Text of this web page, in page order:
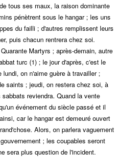
tous ses maux, la raison dominante
pénètrent sous le hangar ; les uns
du failli ; d'autres remplissent leurs
puis chacun rentrera chez soi.
Martyrs ; après-demain, autre
turc (1) ; le jour d'après, c'est le
on n'aime guère à travailler ;
saints ; jeudi, on restera chez soi, à
reviendra. Quand la vente
événement du siècle passé et il
car le hangar est demeuré ouvert
Alors, on parlera vaguement
; les coupables seront
sera plus question de l'incident.